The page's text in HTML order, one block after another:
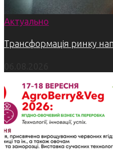
Актуально
Трансформація ринку